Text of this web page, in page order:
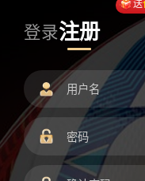
登录注册
送